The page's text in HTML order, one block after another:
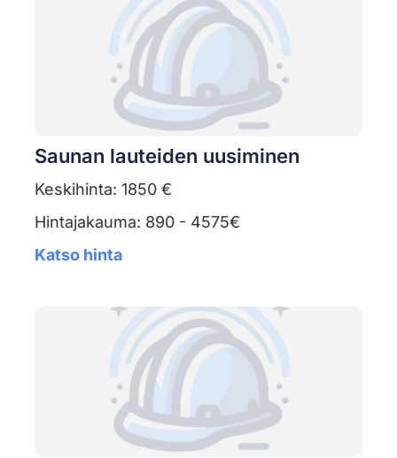
Saunan lauteiden uusiminen
Keskihinta: 1850 €
Hintajakauma: 890 - 4575€
Katso hinta